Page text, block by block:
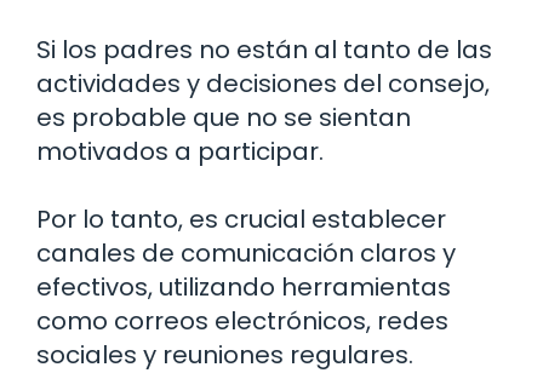
Si los padres no están al tanto de las
actividades y decisiones del consejo,
es probable que no se sientan
motivados a participar.
Por lo tanto, es crucial establecer
canales de comunicación claros y
efectivos, utilizando herramientas
como correos electrónicos, redes
sociales y reuniones regulares.